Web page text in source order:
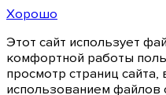
Хорошо
Этот сайт использует
комфортной работы
просмотр страниц
использованием файлов